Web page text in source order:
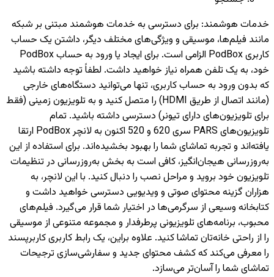
خدمات هوشمند: برای دسترسی به خدمات هوشمند مبتنی بر شبکه
مانند فیلم‌ها، موسیقی و ویژگی‌های مختلف دیگر، داشتن یک حساب
کاربری PodBox الزامی است. برای ایجاد یا ورود به حساب PodBox
خود، به یک تلفن همراه نیاز خواهید داشت. لطفاً توجه داشته باشید
که بدون ورود به حساب کاربری، تنها می‌توانید دستگاه‌های خارجی
(مانند اتصال از طریق HDMI) را متصل کنید و به تلویزیون‌ زمینی (فقط
برای تلویزیون‌های دارای تیونر) دسترسی داشته باشید. تمام
تلویزیون‌های PARS سری 620 و 520 اکنون به لانچر PodBox ارتقا
یافته‌اند و تجربه تماشای شما را بهبود بخشیده‌اند. برای استفاده از این
به‌روزرسانی هیجان‌انگیز، کافی است به بخش به‌روزرسانی در تنظیمات
تلویزیون خود بروید و مراحل نصب را دنبال کنید. با این لانچر، به
هزاران گزینه محتوای صوتی و ویدیویی دسترسی خواهید داشت و
کتابخانه وسیعی از سرگرمی‌ها در اختیار شما قرار می‌گیرد. فیلم‌های
محبوب، برنامه‌های تلویزیونی پرطرفدار و مجموعه متنوعی از موسیقی
را از راحتی خانه‌تان تماشا کنید. علاوه براین، یک رابط کاربری کاربرپسند
را معرفی می‌کند که کشف محتوای جدید و سفارشی‌سازی ترجیحات
تماشای شما را آسان‌تر می‌سازد.